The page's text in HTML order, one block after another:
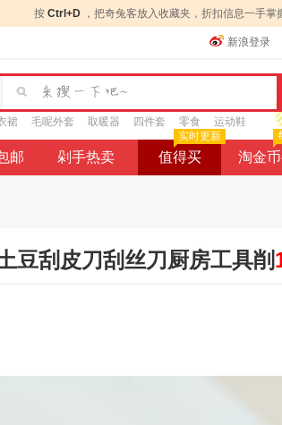
按 Ctrl+D ，把奇兔客放入收藏夹，折扣信息一手掌
新浪登录
裙 毛呢外套 取暖器 四件套 零食 运动鞋
邮 剁手热卖 值得买
实时更新
淘金
豆刮皮刀刮丝刀厨房工具削